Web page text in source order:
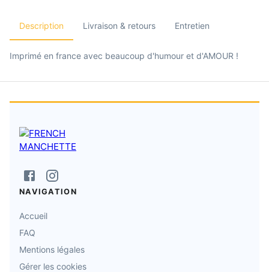
Description Livraison & retours Entretien
Imprimé en france avec beaucoup d'humour et d'AMOUR !
NAVIGATION
Accueil
FAQ
Mentions légales
Gérer les cookies